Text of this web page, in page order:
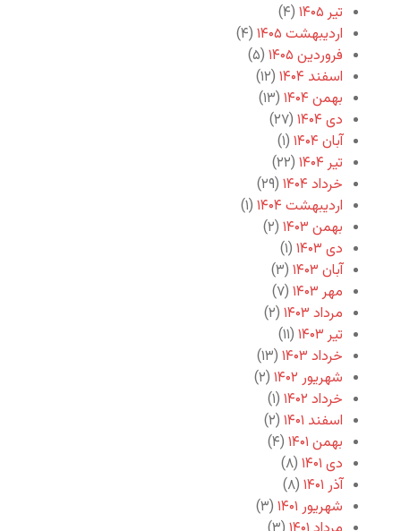
تیر ۱۴۰۵
(۴)
اردیبهشت ۱۴۰۵
(۴)
فروردین ۱۴۰۵
(۵)
اسفند ۱۴۰۴
(۱۲)
بهمن ۱۴۰۴
(۱۳)
دی ۱۴۰۴
(۲۷)
آبان ۱۴۰۴
(۱)
تیر ۱۴۰۴
(۲۲)
خرداد ۱۴۰۴
(۲۹)
اردیبهشت ۱۴۰۴
(۱)
بهمن ۱۴۰۳
(۲)
دی ۱۴۰۳
(۱)
آبان ۱۴۰۳
(۳)
مهر ۱۴۰۳
(۷)
مرداد ۱۴۰۳
(۲)
تیر ۱۴۰۳
(۱۱)
خرداد ۱۴۰۳
(۱۳)
شهریور ۱۴۰۲
(۲)
خرداد ۱۴۰۲
(۱)
اسفند ۱۴۰۱
(۲)
بهمن ۱۴۰۱
(۴)
دی ۱۴۰۱
(۸)
آذر ۱۴۰۱
(۸)
شهریور ۱۴۰۱
(۳)